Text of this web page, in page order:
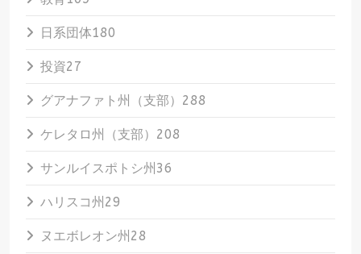
日系団体180
投資27
グアナファト州（支部） 288
ケレタロ州（支部） 208
サンルイスポトシ州 36
ハリスコ州 29
ヌエボレオン州 28